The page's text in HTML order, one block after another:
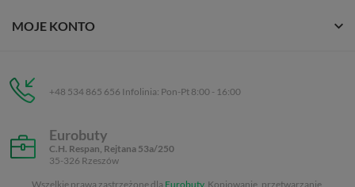
MOJE KONTO
+48 534 865 656 Infolinia: Pon-Pt 8:00 - 16:00
Eurobuty
C.H. Respan, Rejtana 53a/250
35-326 Rzeszów
Wszelkie prawa zastrzeżone dla Eurobuty. Kopiowanie, przetwarzanie,